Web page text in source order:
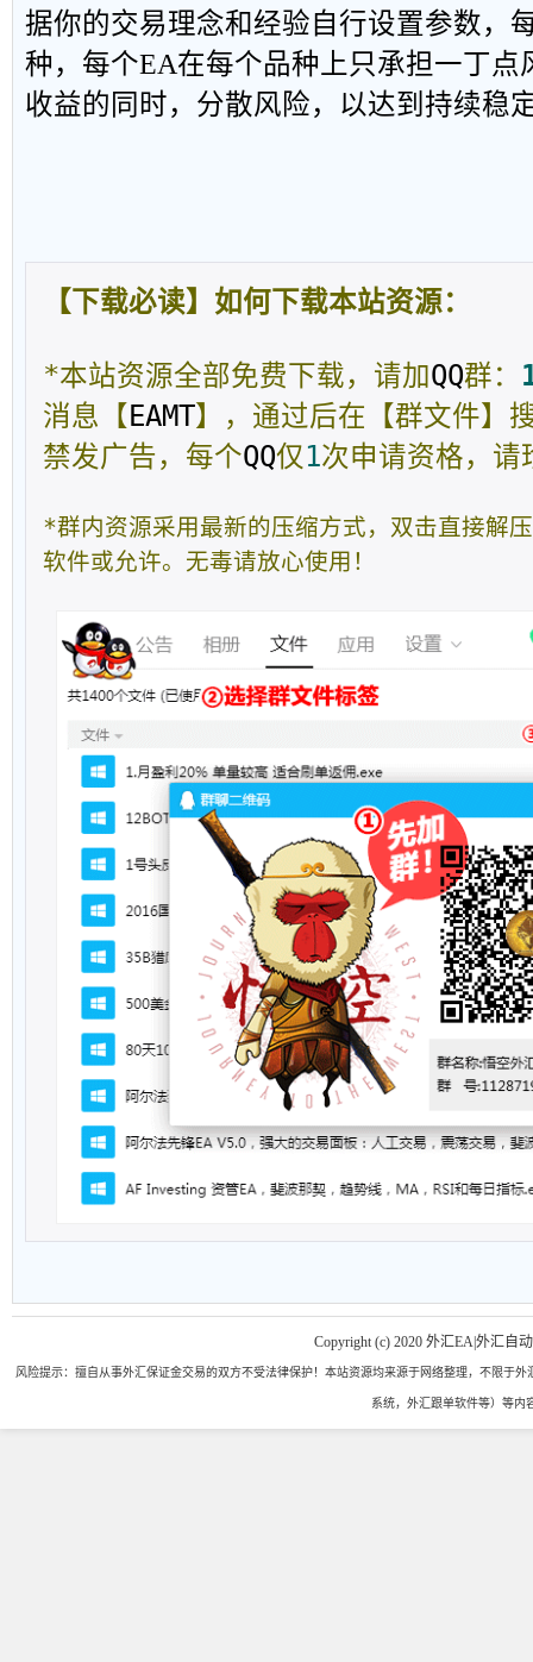
据你的交易理念和经验自行设置参数，
种，每个EA在每个品种上只承担一丁点
收益的同时，分散风险，以达到持续稳
【下载必读】如何下载本站资源：
*本站资源全部免费下载，请加QQ群：
消息【 EAMT】，通过后在【群文件】
禁发广告，每个QQ仅1次申请资格，请
*群内资源采用最新的压缩方式，双击直接解
软件或允许。无毒请放心使用！
Copyright (c) 2020 外汇EA|外汇自
风险提示：擅自从事外汇保证金交易的双方不受法律保护！本站资源均来源于网络整理，不限于
系统，外汇跟单软件等）等内